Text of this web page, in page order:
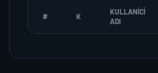
# K
KULLANICI
ADI